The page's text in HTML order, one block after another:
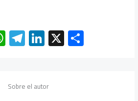
W
h
s
Te
le
a
Li
nk
dI
X
Sobre el autor